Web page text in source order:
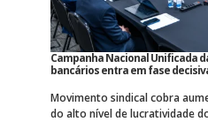
Campanha Nacional Unificada
bancários entra em fase
Movimento sindical cobra
do alto nível de lucratividade